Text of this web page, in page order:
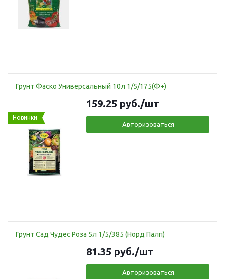
Грунт Фаско Универсальный 10л 1/5/175(Ф+)
Новинки
159.25 руб./шт
Авторизоваться
Грунт Сад Чудес Роза 5л 1/5/385 (Норд Палп)
81.35 руб./шт
Авторизоваться